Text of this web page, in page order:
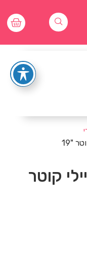
"19
קוטר